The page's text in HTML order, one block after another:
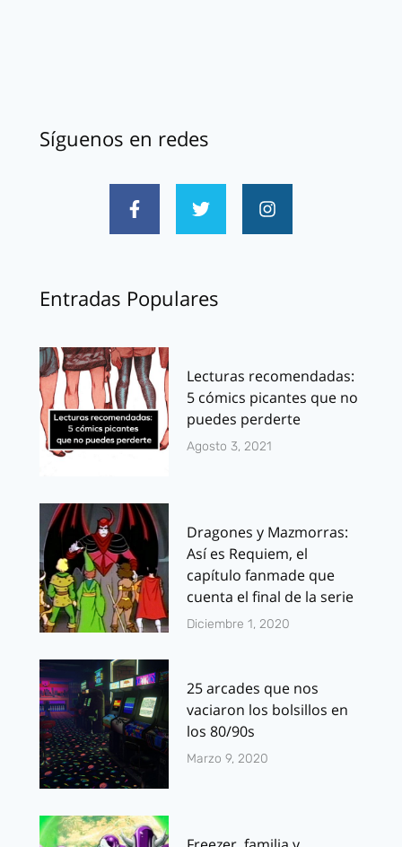
Síguenos en redes
Entradas Populares
Lecturas recomendadas:
5 cómics picantes que no
puedes perderte
Agosto 3, 2021
Dragones y Mazmorras:
Así es Requiem, el
capítulo fanmade que
cuenta el final de la serie
Diciembre 1, 2020
25 arcades que nos
vaciaron los bolsillos en
los 80/90s
Marzo 9, 2020